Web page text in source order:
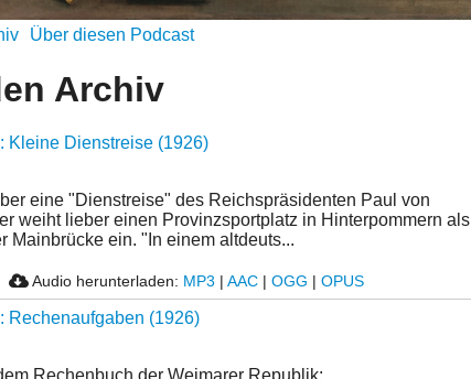
Über diesen Podcast
Archiv
Kleine Dienstreise (1926)
eine "Dienstreise" des Reichspräsidenten Paul von
weiht lieber einen Provinzsportplatz in Hinterpommern als
Mainbrücke ein. "In einem altdeuts...
Audio herunterladen: MP3 | AAC | OGG | OPUS
Rechenaufgaben (1926)